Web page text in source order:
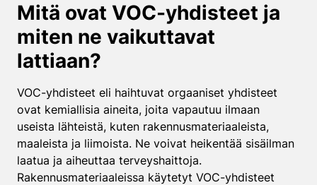
Mitä ovat VOC-yhdisteet ja
miten ne vaikuttavat
lattiaan?
VOC-yhdisteet eli haihtuvat orgaaniset yhdisteet
ovat kemiallisia aineita, joita vapautuu ilmaan
useista lähteistä, kuten rakennusmateriaaleista,
maaleista ja liimoista. Ne voivat heikentää sisäilman
laatua ja aiheuttaa terveyshaittoja.
Rakennusmateriaaleissa käytetyt VOC-yhdisteet